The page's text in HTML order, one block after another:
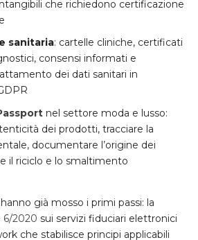
che richiedono certificazione
sanitaria: cartelle cliniche, certificati
consensi informati e
dei dati sanitari in
nel settore moda e lusso:
dei prodotti, tracciare la
documentare l’origine dei
il riciclo e lo smaltimento
già mosso i primi passi: la
6/2020 sui servizi fiduciari elettronici
che stabilisce principi applicabili